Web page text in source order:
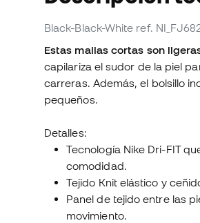
Black-Black-White ref.
Estas mallas cortas son
capilariza el sudor de la piel
carreras. Además, el bolsillo
pequeños.
Detalles:
Tecnología Nike Dri-FIT
comodidad.
Tejido Knit elástico y
Panel de tejido entre las
movimiento.